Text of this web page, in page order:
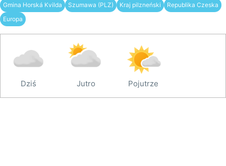
Gmina Horská Kvilda Szumawa (PLZ) Kraj pilzneński
Republika Czeska
Europa
Dziś Jutro Pojutrze